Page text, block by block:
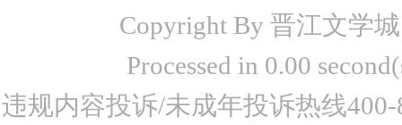
Copyright By 晋江文学
Processed in 0.00
违规内容投诉/未成年投诉热线